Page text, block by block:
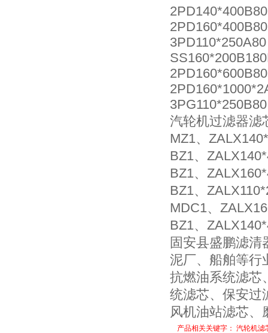
3PG110*250B80
汽轮机过滤器滤
MZ1、
BZ1、
BZ1、
BZ1、
MDC1、
BZ1、
固安县盛鹏滤
泥厂、船舶等行
抗燃油系统滤芯
统滤芯、保安过
风机油站滤芯、
产品相关关键字： 汽轮机滤